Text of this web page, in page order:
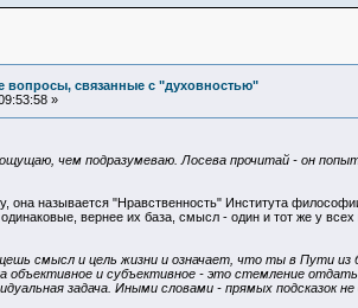
вопросы, связанные с "духовностью"
»
чем подразумеваю. Лосева прочитай - он
она называется "Нравственность" Института
вернее их база, смысл - один и тот же у
смысл и цель жизни и означает, что ты в Пути из
объективное и субъективное - это стемление
задача. Иными словами - прямых подсказок не